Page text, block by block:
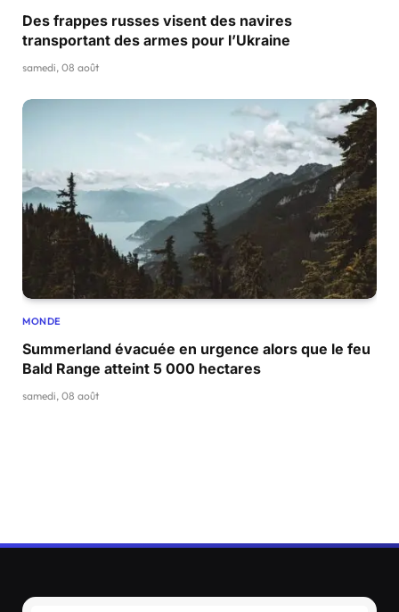
Des frappes russes visent des navires
transportant des armes pour l’Ukraine
samedi, 08 août
MONDE
Summerland évacuée en urgence alors que le feu
Bald Range atteint 5 000 hectares
samedi, 08 août